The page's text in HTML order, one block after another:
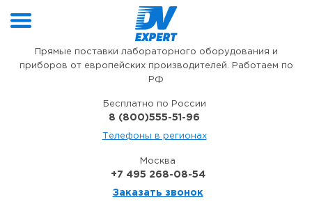
Прямые поставки лабораторного оборудования и
приборов от европейских производителей. Работаем по
РФ
Бесплатно по России
8 (800)555-51-96
Телефоны в регионах
Москва
+7 495 268-08-54
Заказать звонок